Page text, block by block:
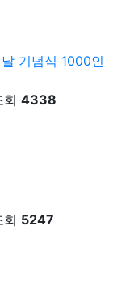
기념식 1000인
회 4338
회 5247